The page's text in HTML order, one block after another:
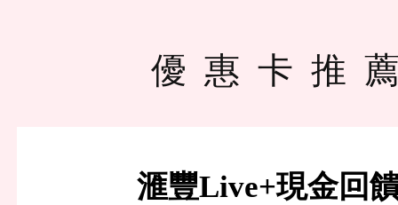
優惠卡推
滙豐Live+現金回